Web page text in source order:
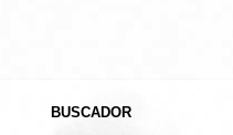
BUSCADOR